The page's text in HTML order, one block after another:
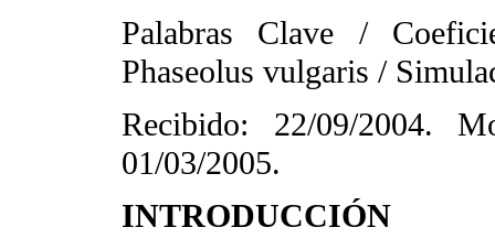
Palabras Clave /
Phaseolus vulgaris /
Recibido: 22/09/2004.
01/03/2005.
INTRODUCCIÓN